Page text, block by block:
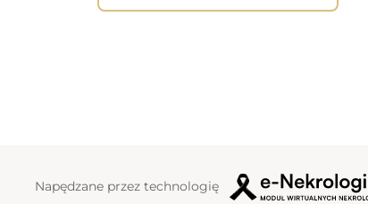
Napędzane przez technologię